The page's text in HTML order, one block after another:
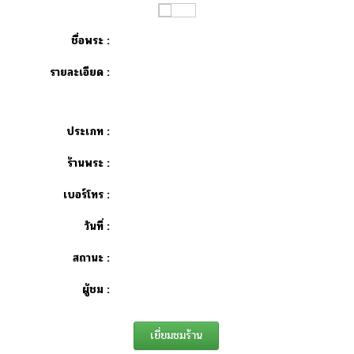
ชื่อพระ :
รายละเอียด :
ประเภท :
ร้านพระ :
เบอร์โทร :
วันที่ :
สถานะ :
ผู้ชม :
เยี่ยมชมร้าน